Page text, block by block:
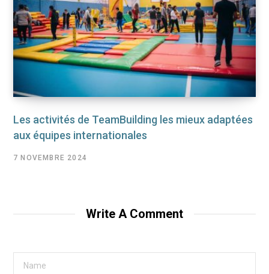
Les activités de TeamBuilding les mieux adaptées
aux équipes internationales
7 NOVEMBRE 2024
Write A Comment